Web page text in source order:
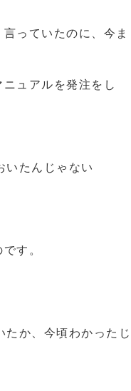
っていたのに、今ま
ュアルを発注をし
いたんじゃない
す。
か、今頃わかったじ